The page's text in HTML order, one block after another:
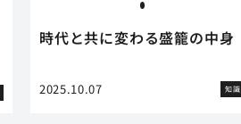
時代と共に変わる盛籠の中身
2025.10.07 知識